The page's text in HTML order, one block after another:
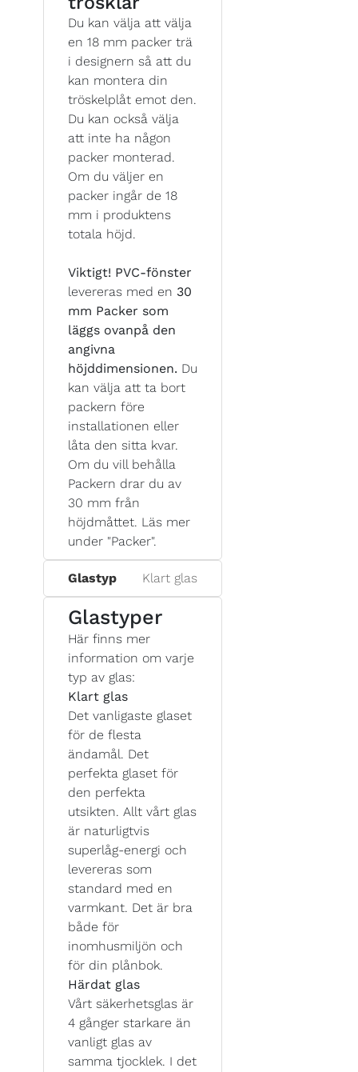
Du kan välja att välja
en 18 mm packer trä
i designern så att du
kan montera din
tröskelplåt emot den.
Du kan också välja
att inte ha någon
packer monterad.
Om du väljer en
packer ingår de 18
mm i produktens
totala höjd.
Viktigt! PVC-fönster
levereras med en 30
mm Packer som
läggs ovanpå den
angivna
höjddimensionen. Du
kan välja att ta bort
packern före
installationen eller
låta den sitta kvar.
Om du vill behålla
Packern drar du av
30 mm från
höjdmåttet. Läs mer
under "Packer".
Glastyp Klart glas
Glastyper
Här finns mer
information om varje
typ av glas:
Klart glas
Det vanligaste glaset
för de flesta
ändamål. Det
perfekta glaset för
den perfekta
utsikten. Allt vårt glas
är naturligtvis
superlåg-energi och
levereras som
standard med en
varmkant. Det är bra
både för
inomhusmiljön och
för din plånbok.
Härdat glas
Vårt säkerhetsglas är
4 gånger starkare än
vanligt glas av
samma tjocklek. I det